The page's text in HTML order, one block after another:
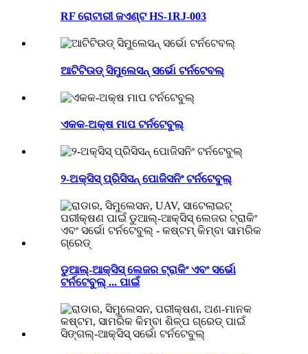
RF ରୋଟାରୀ ଜଏଣ୍ଟ HS-1RJ-003
ଆଟିଟିଉଡ୍ ସିମୁଲେସନ୍ ସର୍ଭୋ ଟର୍ନଟେବଲ୍
ଏକକ-ଅକ୍ଷ ମାପ ଟର୍ନଟେବୁଲ୍
୨-ଅକ୍ସିସ୍ ପ୍ରିସିସନ୍ ପୋଜିସନିଂ ଟର୍ନଟେବୁଲ୍
ଡୁଆଲ୍-ଆକ୍ସିସ୍ ଲେଜର ଟ୍ରାକିଂ ଏବଂ ସର୍ଭୋ
ଟର୍ନଟେବୁଲ୍ ... ପାଇଁ